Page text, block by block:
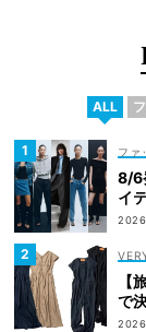
ALL
ファ
8/6
イ
【
で